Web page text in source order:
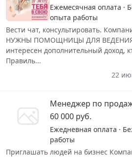
Ежемесячная оплата ·
опыта работы
Вести чат, консультировать.
НУЖНЫ ПОМОЩНИЦЫ ДЛЯ ВЕДЕНИЯ
интересен дополнительный доход,
Правиль...
22
Менеджер по
60 000 руб.
Ежедневная оплата ·
работы
Приглашать людей на бизнес